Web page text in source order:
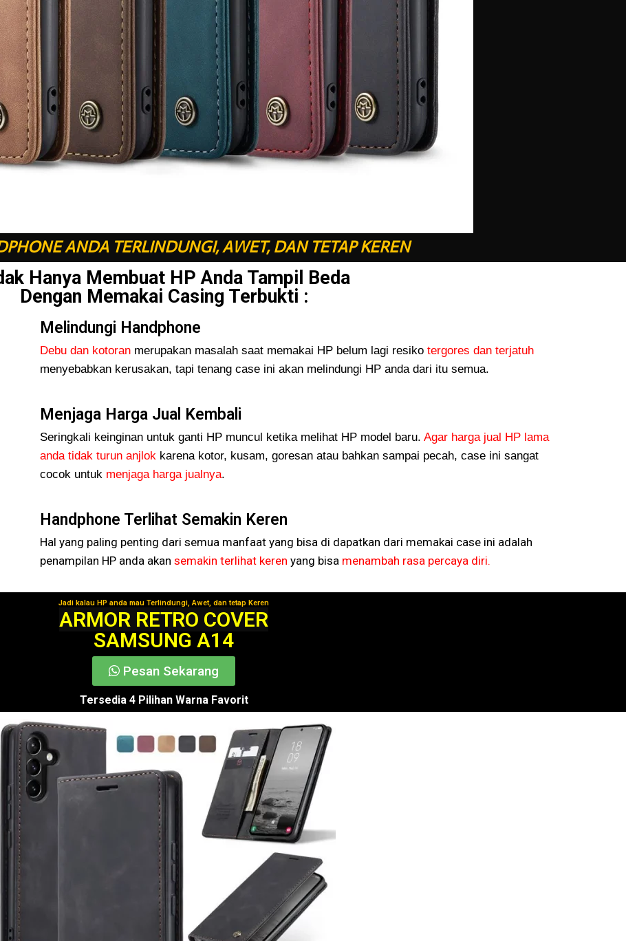
ANDA TERLINDUNGI, AWET, DAN TETAP KEREN
Hanya Membuat HP Anda Tampil Beda
Dengan Memakai Casing Terbukti :
Melindungi Handphone
Debu dan kotoran merupakan masalah saat memakai HP belum lagi resiko tergores dan terjatuh
menyebabkan kerusakan, tapi tenang case ini akan melindungi HP anda dari itu semua.
Menjaga Harga Jual Kembali
Seringkali keinginan untuk ganti HP muncul ketika melihat HP model baru. Agar harga jual HP lama
anda tidak turun anjlokkarena kotor, kusam, goresan atau bahkan sampai pecah, case ini sangat
cocok untuk menjaga harga jualnya.
Handphone Terlihat Semakin Keren
Hal yang paling penting dari semua manfaat yang bisa di dapatkan dari memakai case ini adalah
penampilan HP anda akan semakin terlihat keren yang bisa menambah rasa percaya diri.
Jadi kalau HP anda mau Terlindungi, Awet, dan tetap Keren
ARMOR RETRO COVER
SAMSUNG A14
Pesan Sekarang
Tersedia 4 Pilihan Warna Favorit